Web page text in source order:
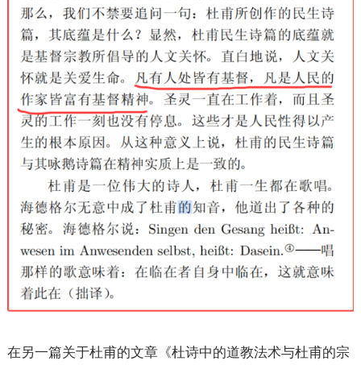
在另一篇关于杜甫的文章《杜诗中的道教法术与杜甫的宗